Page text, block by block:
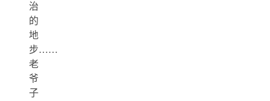
治
的
地
步……
老
爷
子